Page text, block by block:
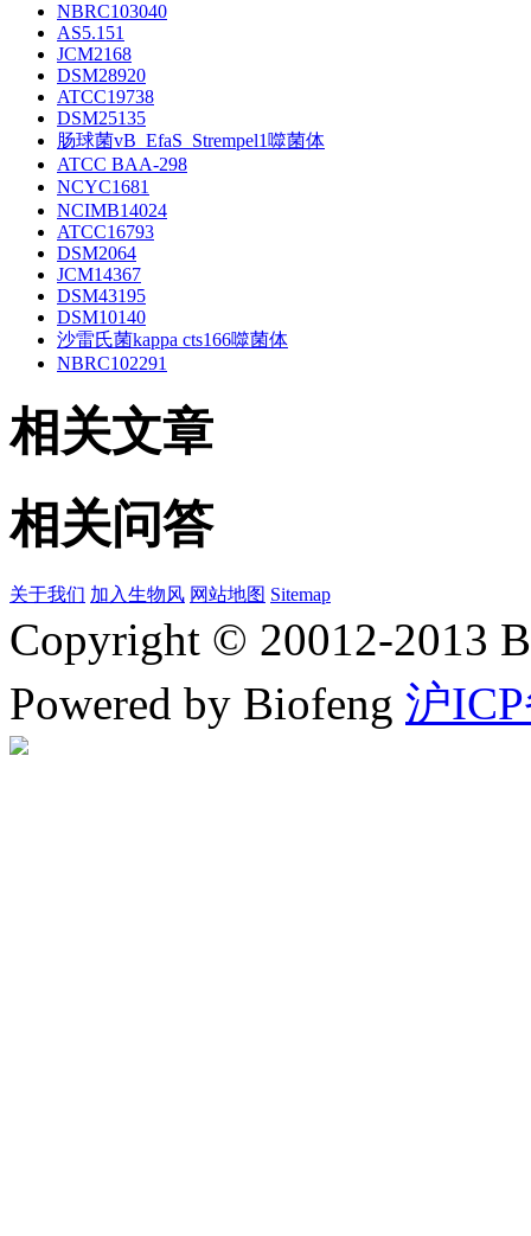
NBRC103040
AS5.151
JCM2168
DSM28920
ATCC19738
DSM25135
肠球菌vB_EfaS_Strempel1噬菌体
ATCC BAA-298
NCYC1681
NCIMB14024
ATCC16793
DSM2064
JCM14367
DSM43195
DSM10140
沙雷氏菌kappa cts166噬菌体
NBRC102291
相关文章
相关问答
关于我们 加入生物风 网站地图 Sitemap
Copyright © 20012-2013
Powered by Biofeng 沪